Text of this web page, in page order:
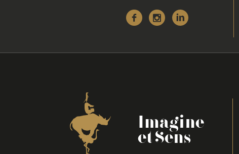
Instagram
Linkedin
Coordonnées
Imagine
et Sens